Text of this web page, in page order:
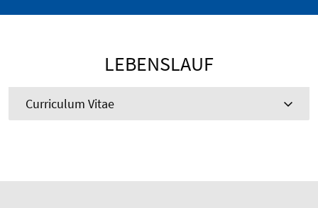
LEBENSLAUF
Curriculum Vitae